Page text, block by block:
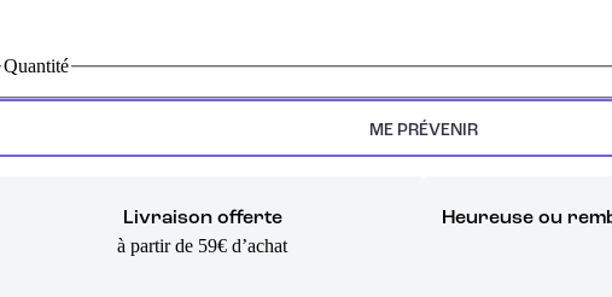
Quantité
ME PRÉVENIR
Livraison offerte
à partir de 59€ d’achat
Heureuse ou